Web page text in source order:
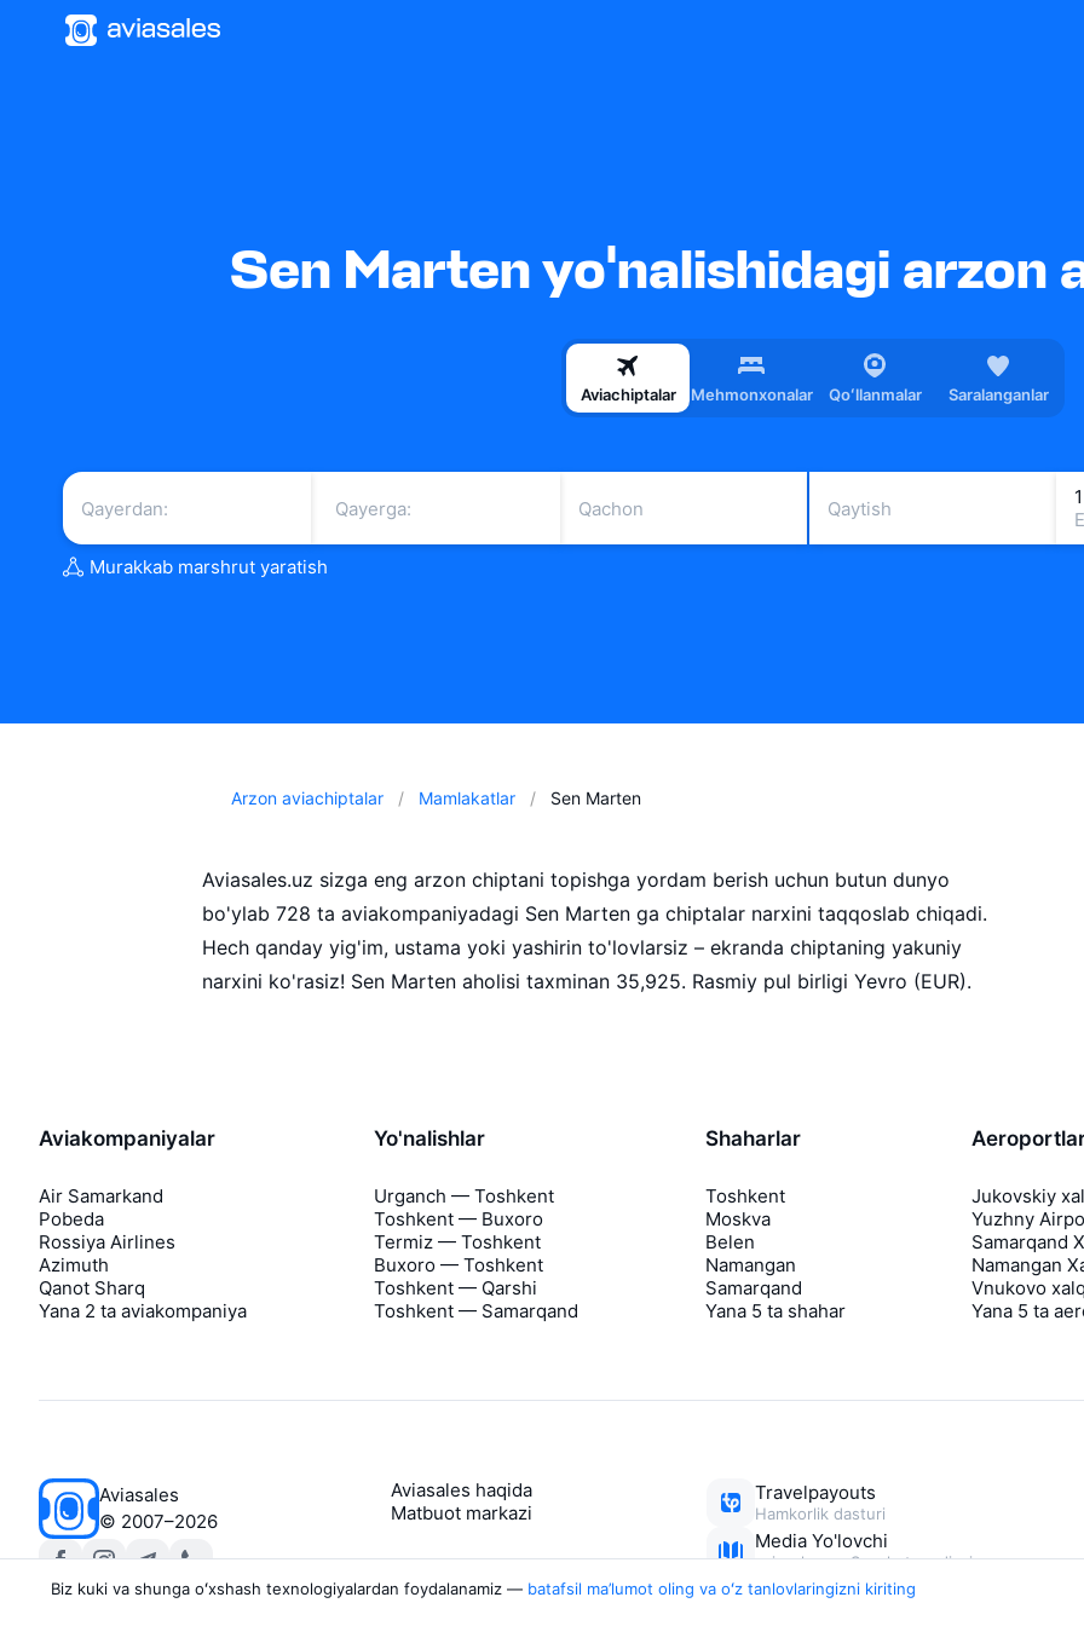
Sen Marten yo'nalishidagi arzon
Aviachiptalar Mehmonxonalar Qoʻllanmalar Saralanganlar
Qachon Qaytish
Murakkab marshrut yaratish
Arzon aviachiptalar Mamlakatlar Sen Marten
Aviasales.uz sizga eng arzon chiptani topishga yordam berish uchun butun dunyo
bo'ylab 728 ta aviakompaniyadagi Sen Marten ga chiptalar narxini taqqoslab chiqadi.
Hech qanday yig'im, ustama yoki yashirin to'lovlarsiz – ekranda chiptaning yakuniy
narxini ko'rasiz! Sen Marten aholisi taxminan 35,925. Rasmiy pul birligi Yevro (EUR).
Aviakompaniyalar
Air Samarkand
Pobeda
Rossiya Airlines
Azimuth
Qanot Sharq
Yana 2 ta aviakompaniya
Yo'nalishlar
Urganch — Toshkent
Toshkent — Buxoro
Termiz — Toshkent
Buxoro — Toshkent
Toshkent — Qarshi
Toshkent — Samarqand
Shaharlar
Toshkent
Moskva
Belen
Namangan
Samarqand
Yana 5 ta shahar
Jukovskiy
Yuzhny
Samarqand
Namangan
Vnukovo
Yana 5 ta
Aviasales
© 2007–2026
Aviasales haqida
Matbuot markazi
Travelpayouts
Hamkorlik dasturi
Media Yo'lovchi
aviasales.uz Sayohat mediasi
Biz kuki va shunga oʻxshash texnologiyalardan foydalanamiz — batafsil ma’lumot oling va oʻz tanlovlaringizni kiriting